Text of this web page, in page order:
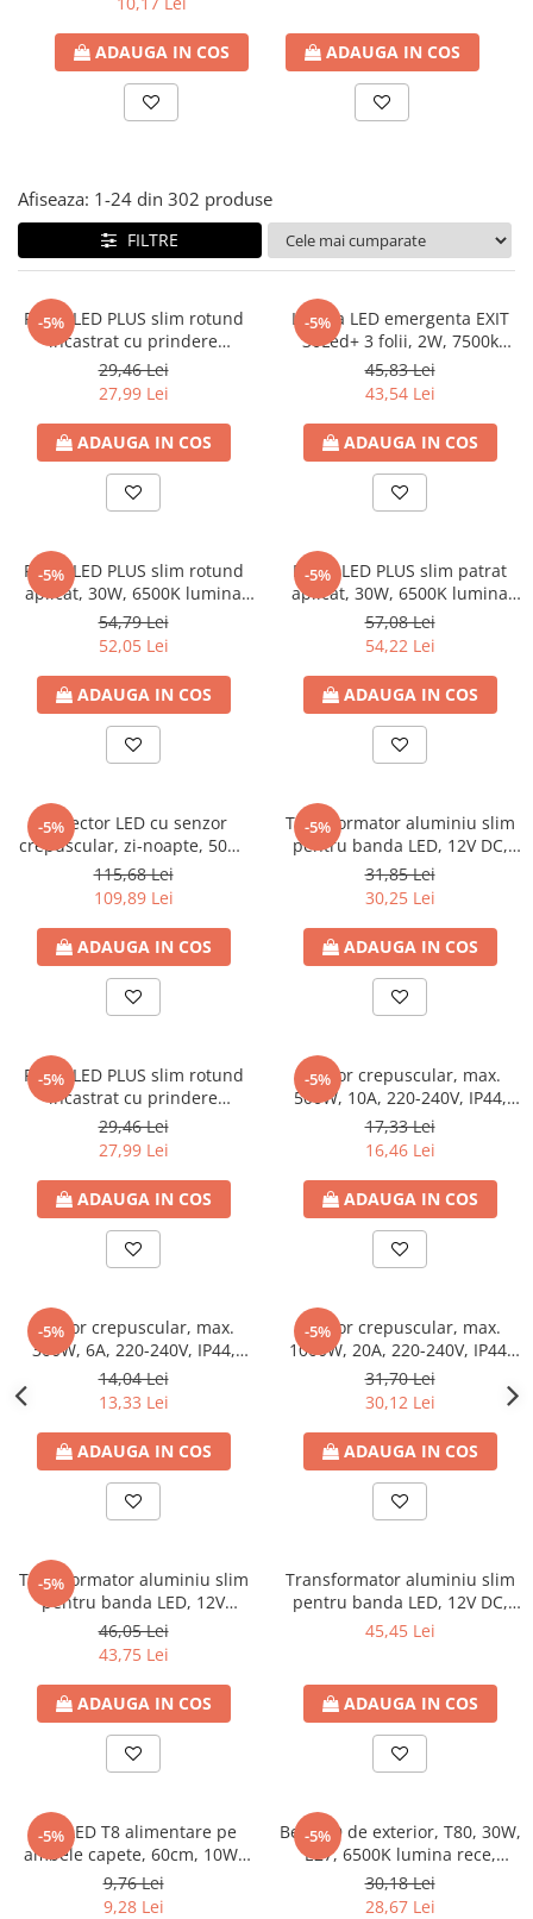
Corpuri de iluminat decorativ
interior/exterior
Dulii
Senzori de miscare, crepusculari si
ceasuri programabile
Eurolamp
ADAUGA IN COS ADAUGA IN COS
Afiseaza: 1-24 din 302 produse
FILTRE
-5%
Panel LED PLUS slim rotund
incastrat cu prindere
reglabila, 20W, 6500K lumina
rece, 2100lm, Ø50-210mm,
85-265V, IP20, Eurolamp
29,46 Lei
27,99 Lei
ADAUGA IN COS
-5%
Lampa LED emergenta EXIT
30Led+ 3 folii, 2W, 7500k
lumina rece, autonomie 3-4
ore, 85-265V, 202x55x28mm,
IP20, Eurolamp
45,83 Lei
43,54 Lei
ADAUGA IN COS
-5%
Panel LED PLUS slim rotund
aplicat, 30W, 6500K lumina
rece, 2700lm, Φ300mm, 85-
265V, IP44, Eurolamp
54,79 Lei
52,05 Lei
ADAUGA IN COS
-5%
Panel LED PLUS slim patrat
aplicat, 30W, 6500K lumina
rece, 2700lm, 300x300, 85-
265V, IP44, Eurolamp
57,08 Lei
54,22 Lei
ADAUGA IN COS
-5%
Proiector LED cu senzor
crepuscular, zi-noapte, 50W,
6500K lumina rece, 4200lm,
220-240V, IP65 Eurolamp
115,68 Lei
109,89 Lei
ADAUGA IN COS
-5%
Transformator aluminiu slim
pentru banda LED, 12V DC,
60W, IP20, 160x40x33, 200-
240V, Eurolamp
31,85 Lei
30,25 Lei
ADAUGA IN COS
-5%
Panel LED PLUS slim rotund
incastrat cu prindere
reglabila, 20W, 4000K lumina
neutra, 2060lm, Ø50-210mm,
85-265V, IP20, Eurolamp
29,46 Lei
27,99 Lei
ADAUGA IN COS
-5%
Senzor crepuscular, max.
500W, 10A, 220-240V, IP44,
Eurolamp
17,33 Lei
16,46 Lei
ADAUGA IN COS
-5%
Senzor crepuscular, max.
300W, 6A, 220-240V, IP44,
Eurolamp
14,04 Lei
13,33 Lei
ADAUGA IN COS
-5%
Senzor crepuscular, max.
1000W, 20A, 220-240V, IP44,
Eurolamp
31,70 Lei
30,12 Lei
ADAUGA IN COS
-5%
Transformator aluminiu slim
pentru banda LED, 12V
DC,100W, IP20, 188x46x36,
200-240V, Eurolamp
46,05 Lei
43,75 Lei
ADAUGA IN COS
Transformator aluminiu slim
pentru banda LED, 12V DC,
120W, IP20, 188x46x36, 200-
45,45 Lei
ADAUGA IN COS
-5%
Tub LED T8 alimentare pe
ambele capete, 60cm, 10W,
G13, 6500K lumina rece,
1050lm, 175-265V, Eurolamp
9,76 Lei
9,28 Lei
-5%
Bec LED de exterior, T80, 30W,
E27, 6500K lumina rece,
3000lm, 110-277V, Eurolamp
30,18 Lei
28,67 Lei